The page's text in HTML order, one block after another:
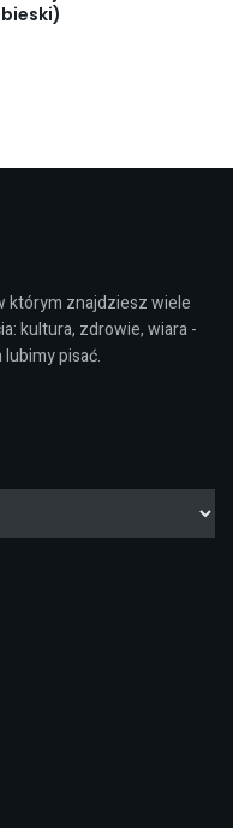
którym znajdziesz wiele
kultura, zdrowie, wiara -
pisać.